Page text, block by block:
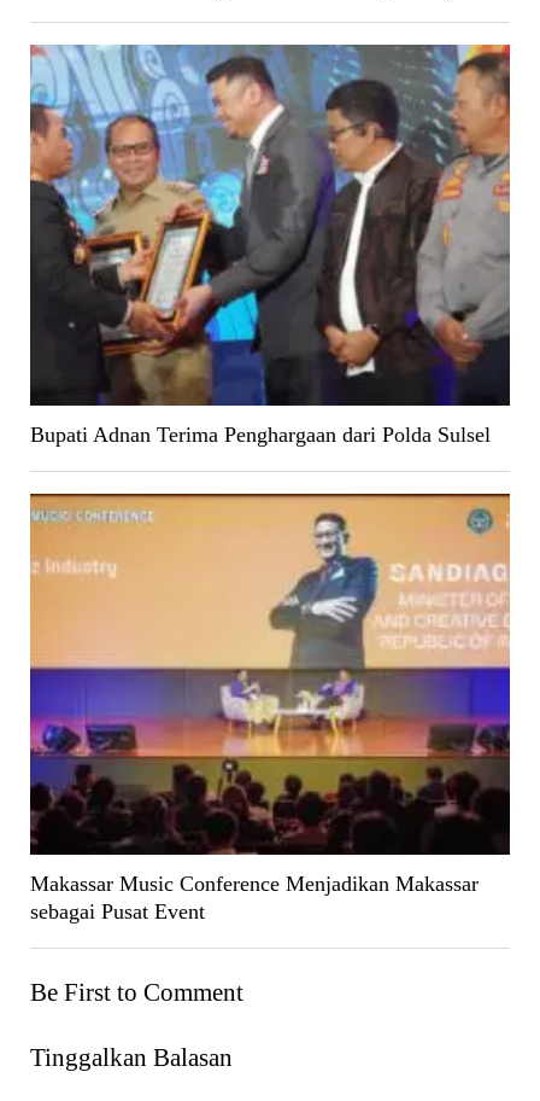
Bupati Adnan Terima Penghargaan dari Polda Sulsel
Makassar Music Conference Menjadikan Makassar
sebagai Pusat Event
Be First to Comment
Tinggalkan Balasan